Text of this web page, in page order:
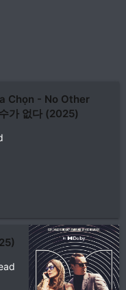
Chọn - No Other
가 없다 (2025)